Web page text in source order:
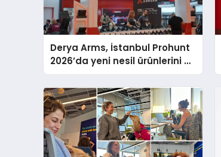
Derya Arms, İstanbul Prohunt
2026’da yeni nesil ürünlerini ve
global marka vizyonunu
sergiledi